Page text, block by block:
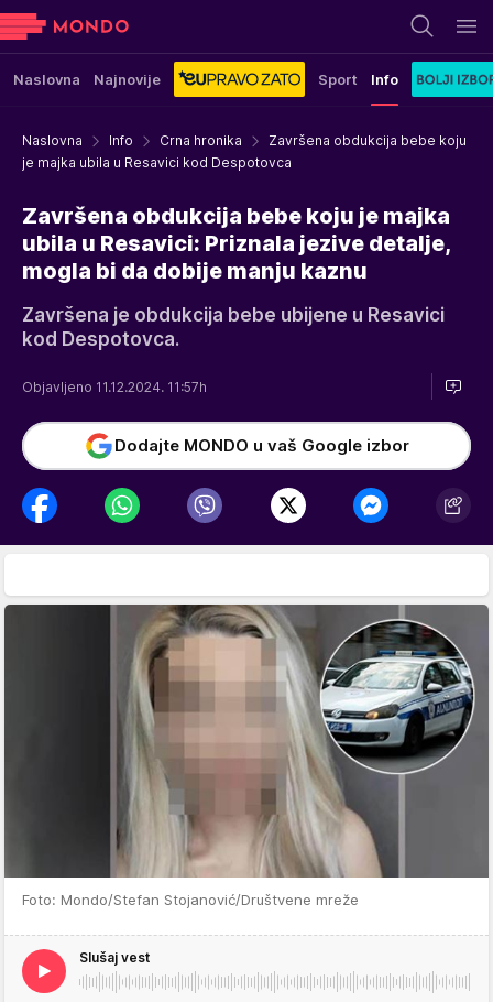
Naslovna Najnovije Sport Info
Naslovna Info Crna hronika
Završena obdukcija bebe koju
je majka ubila u Resavici kod Despotovca
Završena obdukcija bebe koju je majka
ubila u Resavici: Priznala jezive detalje,
mogla bi da dobije manju kaznu
Završena je obdukcija bebe ubijene u Resavici
kod Despotovca.
Objavljeno 11.12.2024. 11:57h
Dodajte MONDO u vaš Google izbor
Foto: Mondo/Stefan Stojanović/Društvene mreže
Slušaj vest